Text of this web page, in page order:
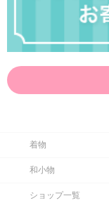
着物
和小物
ショップ一覧